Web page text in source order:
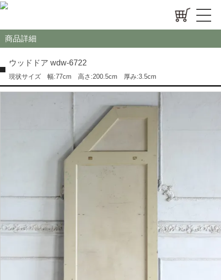
商品詳細
ウッドドア wdw-6722
現状サイズ 幅:77cm 高さ:200.5cm 厚み:3.5cm